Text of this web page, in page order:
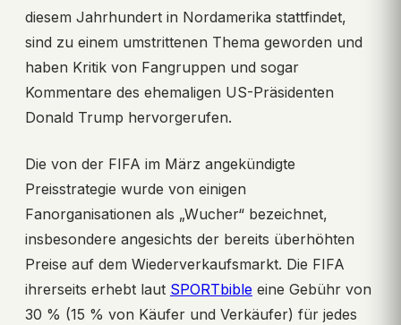
diesem Jahrhundert in Nordamerika stattfindet,
sind zu einem umstrittenen Thema geworden und
haben Kritik von Fangruppen und sogar
Kommentare des ehemaligen US-Präsidenten
Donald Trump hervorgerufen.
Die von der FIFA im März angekündigte
Preisstrategie wurde von einigen
Fanorganisationen als „Wucher“ bezeichnet,
insbesondere angesichts der bereits überhöhten
Preise auf dem Wiederverkaufsmarkt. Die FIFA
ihrerseits erhebt laut SPORTbible eine Gebühr von
30 % (15 % von Käufer und Verkäufer) für jedes